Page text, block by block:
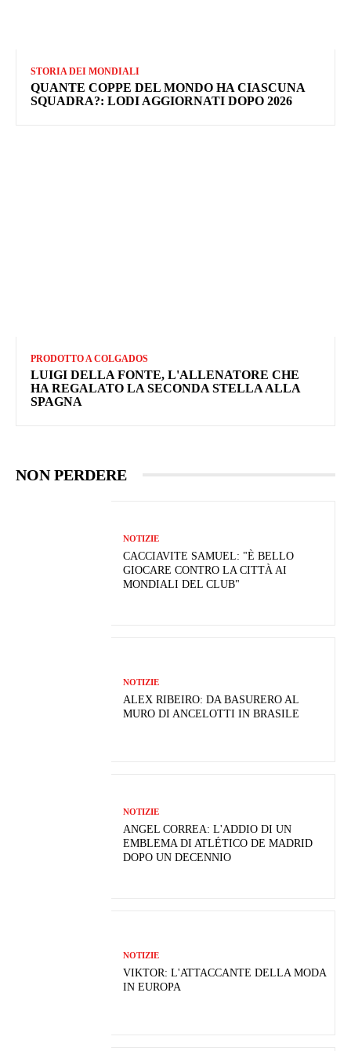
STORIA DEI MONDIALI
QUANTE COPPE DEL MONDO HA CIASCUNA
SQUADRA?: LODI AGGIORNATI DOPO 2026
PRODOTTO A COLGADOS
LUIGI DELLA FONTE, L'ALLENATORE CHE
HA REGALATO LA SECONDA STELLA ALLA
SPAGNA
NON PERDERE
NOTIZIE
CACCIAVITE SAMUEL: "È BELLO
GIOCARE CONTRO LA CITTÀ AI
MONDIALI DEL CLUB"
NOTIZIE
ALEX RIBEIRO: DA BASURERO AL
MURO DI ANCELOTTI IN BRASILE
NOTIZIE
ANGEL CORREA: L'ADDIO DI UN
EMBLEMA DI ATLÉTICO DE MADRID
DOPO UN DECENNIO
NOTIZIE
VIKTOR: L'ATTACCANTE DELLA MODA
IN EUROPA